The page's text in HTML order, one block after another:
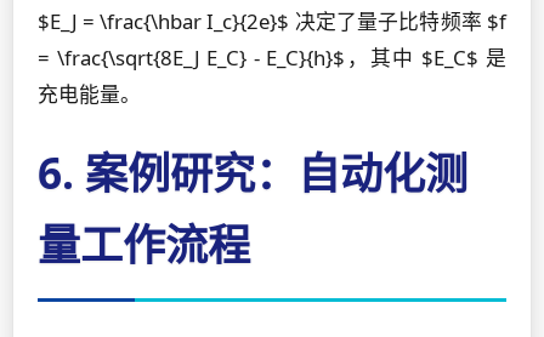
$E_J = \frac{\hbar I_c}{2e}$ 决定了量子比特频率 $f
= \frac{\sqrt{8E_J E_C} - E_C}{h}$，其中 $E_C$ 是
充电能量。
6. 案例研究：自动化测
量工作流程